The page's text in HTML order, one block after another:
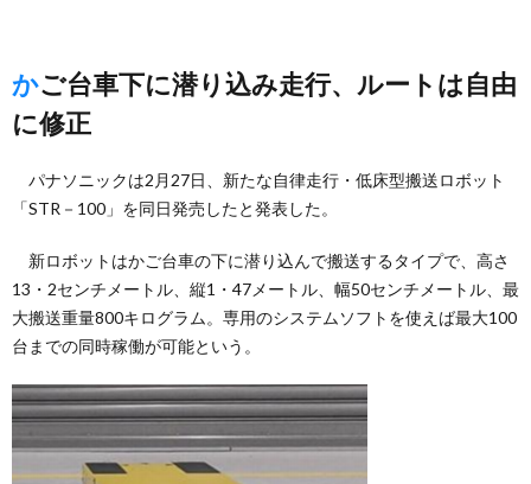
かご台車下に潜り込み走行、ルートは自由
に修正
パナソニックは2月27日、新たな自律走行・低床型搬送ロボット
「STR－100」を同日発売したと発表した。
新ロボットはかご台車の下に潜り込んで搬送するタイプで、高さ
13・2センチメートル、縦1・47メートル、幅50センチメートル、最
大搬送重量800キログラム。専用のシステムソフトを使えば最大100
台までの同時稼働が可能という。